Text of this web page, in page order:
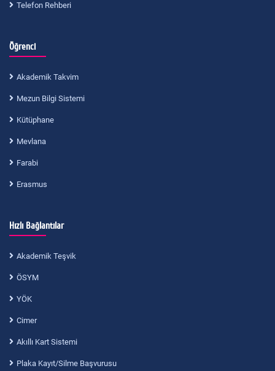
Telefon Rehberi
Öğrenci
Akademik Takvim
Mezun Bilgi Sistemi
Kütüphane
Mevlana
Farabi
Erasmus
Hızlı Bağlantılar
Akademik Teşvik
ÖSYM
YÖK
Cimer
Akıllı Kart Sistemi
Plaka Kayıt/Silme Başvurusu